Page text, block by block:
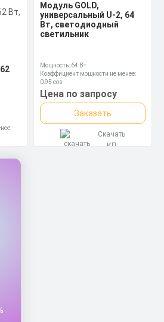
Модуль GOLD,
универсальный U-2, 64
Вт, светодиодный
светильник
Мощность: 64 Вт
Коэффициент мощности не менее:
0,95 cos
Материал корпуса:
Экструдированный алюминиевый
профиль (анодированный),
прозрачное минеральное стекло.
Цена по запросу
Заказать
Скачать
КП